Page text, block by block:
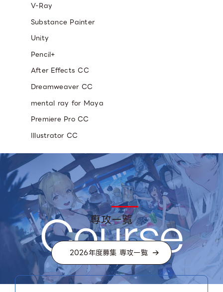
V-Ray
Substance Painter
Unity
Pencil+
After Effects CC
Dreamweaver CC
mental ray for Maya
Premiere Pro CC
Illustrator CC
専攻一覧
2026年度募集 専攻一覧